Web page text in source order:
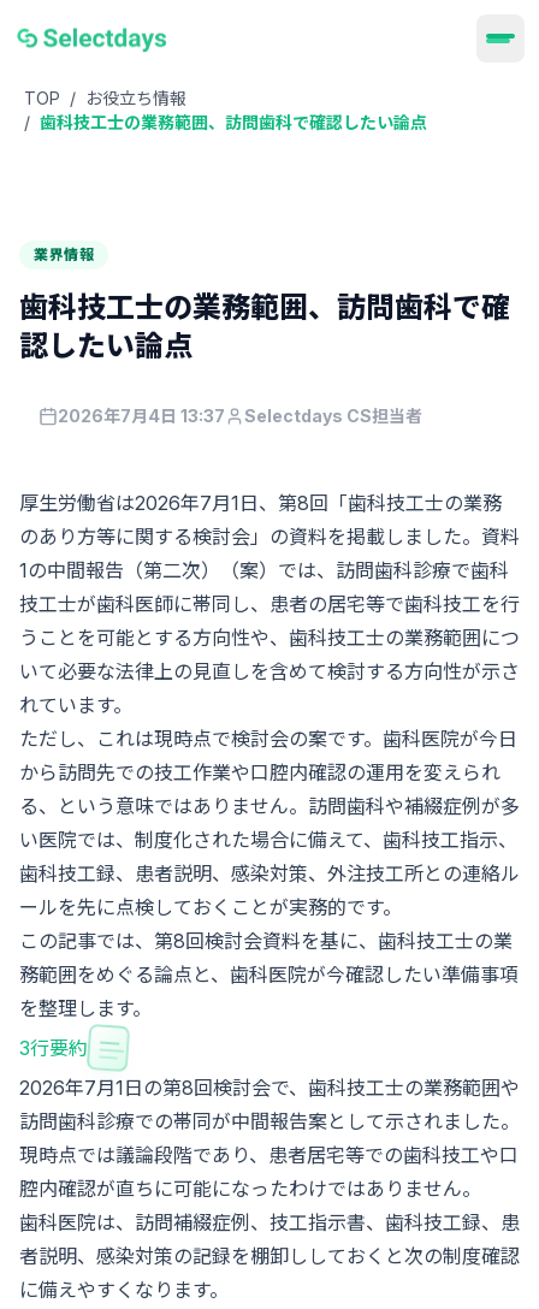
TOP / お役立ち情報
/ 歯科技工士の業務範囲、訪問歯科で確認したい論点
業界情報
歯科技工士の業務範囲、訪問歯科で確
認したい論点
2026年7月4日 13:37 Selectdays CS担当者
厚生労働省は2026年7月1日、第8回「歯科技工士の業務
のあり方等に関する検討会」の資料を掲載しました。資料
1の中間報告（第二次）（案）では、訪問歯科診療で歯科
技工士が歯科医師に帯同し、患者の居宅等で歯科技工を行
うことを可能とする方向性や、歯科技工士の業務範囲につ
いて必要な法律上の見直しを含めて検討する方向性が示さ
れています。
ただし、これは現時点で検討会の案です。歯科医院が今日
から訪問先での技工作業や口腔内確認の運用を変えられ
る、という意味ではありません。訪問歯科や補綴症例が多
い医院では、制度化された場合に備えて、歯科技工指示、
歯科技工録、患者説明、感染対策、外注技工所との連絡ル
ールを先に点検しておくことが実務的です。
この記事では、第8回検討会資料を基に、歯科技工士の業
務範囲をめぐる論点と、歯科医院が今確認したい準備事項
を整理します。
3行要約
2026年7月1日の第8回検討会で、歯科技工士の業務範囲や
訪問歯科診療での帯同が中間報告案として示されました。
現時点では議論段階であり、患者居宅等での歯科技工や口
腔内確認が直ちに可能になったわけではありません。
歯科医院は、訪問補綴症例、技工指示書、歯科技工録、患
者説明、感染対策の記録を棚卸ししておくと次の制度確認
に備えやすくなります。